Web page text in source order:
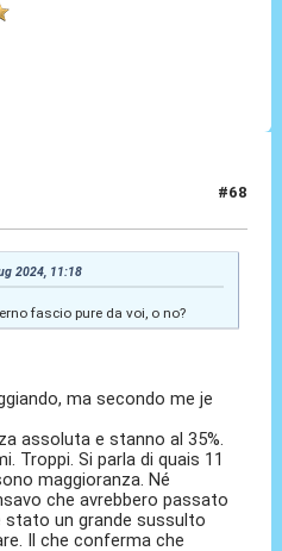
#68
2024, 11:18
fascio pure da voi, o no?
ma secondo me je
assoluta e stanno al 35%.
Troppi. Si parla di quais 11
maggioranza. Né
che avrebbero passato
stato un grande sussulto
Il che conferma che